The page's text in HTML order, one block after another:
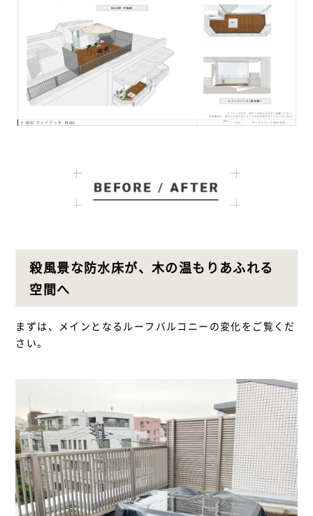
殺風景な防水床が、木の温もりあふれる
空間へ
まずは、メインとなるルーフバルコニーの変化をご覧くだ
さい。